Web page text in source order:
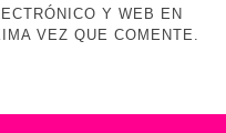
Y WEB EN
VEZ QUE COMENTE.